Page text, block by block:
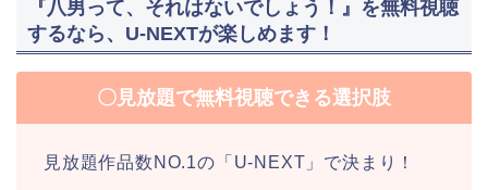
『八男って、それはないでしょう！』を無料視聴
するなら、U-NEXTが楽しめます！
〇見放題で無料視聴できる選択肢
見放題作品数NO.1の「U-NEXT」で決まり！